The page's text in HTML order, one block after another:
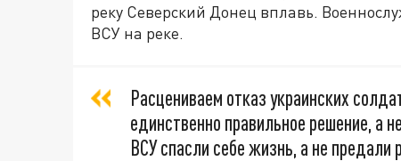
реку Северский Донец вплавь.
ВСУ на реке.
Расцениваем отказ украинских
единственно правильное решение, а
ВСУ спасли себе жизнь, а не предали